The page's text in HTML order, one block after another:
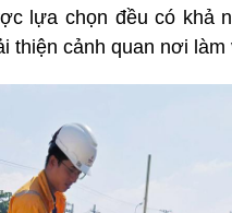
lựa chọn đều có khả
thiện cảnh quan nơi làm